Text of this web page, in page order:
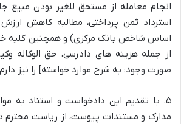
انجام معامله از مستحق للغیر بودن مبیع
استرداد ثمن پرداختی، مطالبه کاهش
اساس شاخص بانک مرکزی) و همچنین کلیه
از جمله هزینه های دادرسی، حق الوکاله
صورت وجود: به شرح موارد خواسته] را نیز
۵. با تقدیم این دادخواست و استناد به
مدارک و مستندات پیوست، از ریاست محترم